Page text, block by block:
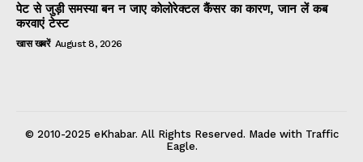
पेट से जुड़ी समस्या बन न जाए कोलोरेक्टल कैंसर का कारण, जान लें कब
करवाएं टेस्ट
खास खबरें August 8, 2026
© 2010-2025 eKhabar. All Rights Reserved. Made with Traffic
Eagle.